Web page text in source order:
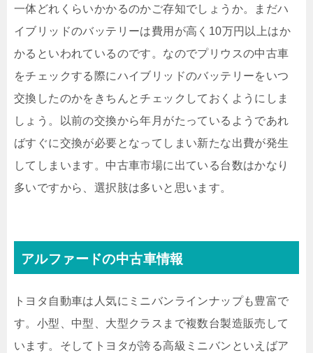
一体どれくらいかかるのかご存知でしょうか。まだハ
イブリッドのバッテリーは費用が高く10万円以上はか
かるといわれているのです。なのでプリウスの中古車
をチェックする際にハイブリッドのバッテリーをいつ
交換したのかをきちんとチェックしておくようにしま
しょう。以前の交換から年月がたっているようであれ
ばすぐに交換が必要となってしまい新たな出費が発生
してしまいます。中古車市場に出ている台数はかなり
多いですから、選択肢は多いと思います。
アルファードの中古車情報
トヨタ自動車は人気にミニバンラインナップも豊富で
す。小型、中型、大型クラスまで複数台製造販売して
います。そしてトヨタが誇る高級ミニバンといえばア